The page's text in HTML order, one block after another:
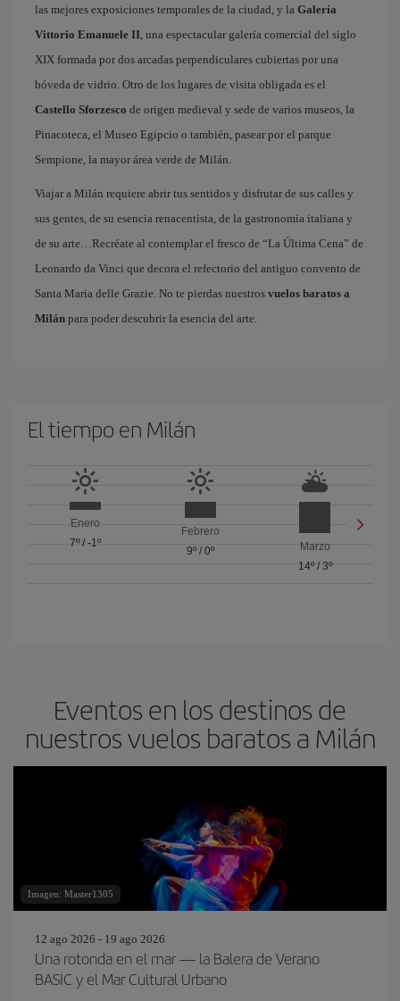
las mejores exposiciones temporales de la ciudad, y la Galería
Vittorio Emanuele II, una espectacular galería comercial del siglo
XIX formada por dos arcadas perpendiculares cubiertas por una
bóveda de vidrio. Otro de los lugares de visita obligada es el
Castello Sforzesco de origen medieval y sede de varios museos, la
Pinacoteca, el Museo Egipcio o también, pasear por el parque
Sempione, la mayor área verde de Milán.
Viajar a Milán requiere abrir tus sentidos y disfrutar de sus calles y
sus gentes, de su esencia renacentista, de la gastronomía italiana y
de su arte…Recréate al contemplar el fresco de “La Última Cena” de
Leonardo da Vinci que decora el refectorio del antiguo convento de
Santa Maria delle Grazie. No te pierdas nuestros vuelos baratos a
Milán para poder descubrir la esencia del arte.
El tiempo en Milán
Enero
7º/ -1º
Febrero
9º/ 0º
Marzo
14º/ 3º
Eventos en los destinos de
nuestros vuelos baratos a Milán
Imagen: Master1305
12 ago 2026 - 19 ago 2026
Una rotonda en el mar — la Balera de Verano
BASIC y el Mar Cultural Urbano